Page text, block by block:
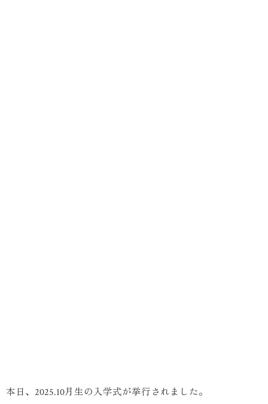
本日、2025.10月生の入学式が挙行されました。